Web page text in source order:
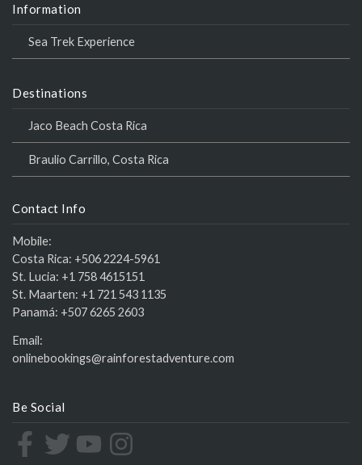
Information
Sea Trek Experience
Destinations
Jaco Beach Costa Rica
Braulio Carrillo, Costa Rica
Contact Info
Mobile:
Costa Rica: +506 2224-5961
St. Lucia: +1 758 4615151
St. Maarten: +1 721 543 1135
Panamá: +507 6265 2603
Email:
onlinebookings@rainforestadventure.com
Be Social